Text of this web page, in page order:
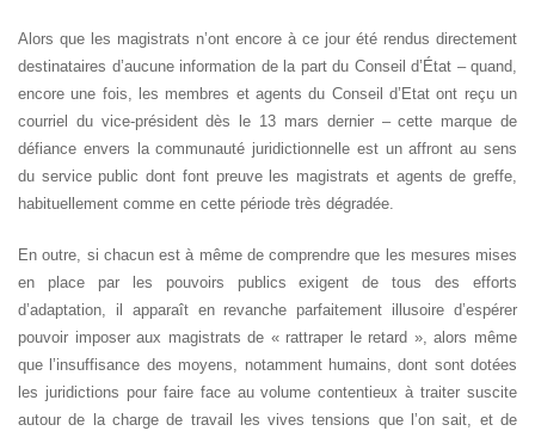
Alors que les magistrats n’ont encore à ce jour été rendus directement
destinataires d’aucune information de la part du Conseil d’État – quand,
encore une fois, les membres et agents du Conseil d’Etat ont reçu un
courriel du vice-président dès le 13 mars dernier – cette marque de
défiance envers la communauté juridictionnelle est un affront au sens
du service public dont font preuve les magistrats et agents de greffe,
habituellement comme en cette période très dégradée.
En outre, si chacun est à même de comprendre que les mesures mises
en place par les pouvoirs publics exigent de tous des efforts
d’adaptation, il apparaît en revanche parfaitement illusoire d’espérer
pouvoir imposer aux magistrats de « rattraper le retard », alors même
que l’insuffisance des moyens, notamment humains, dont sont dotées
les juridictions pour faire face au volume contentieux à traiter suscite
autour de la charge de travail les vives tensions que l’on sait, et de